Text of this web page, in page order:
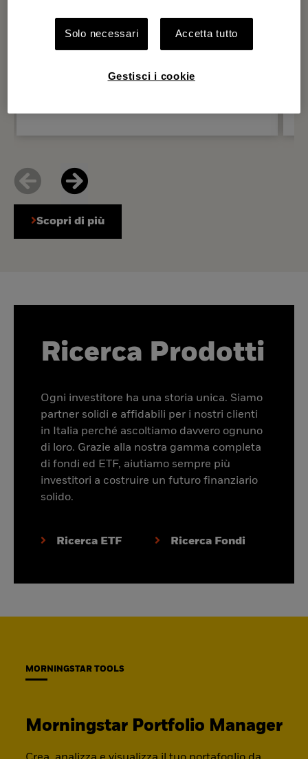
Scopri di più
Ricerca Prodotti
Ogni investitore ha una storia unica. Siamo
partner solidi e affidabili per i nostri clienti
in Italia perché ascoltiamo davvero ognuno
di loro. Grazie alla nostra gamma completa
di fondi ed ETF, aiutiamo sempre più
investitori a costruire un futuro finanziario
solido.
Ricerca ETF Ricerca Fondi
MORNINGSTAR TOOLS
Morningstar Portfolio Manager
Solo necessari Accetta tutto
Gestisci i cookie